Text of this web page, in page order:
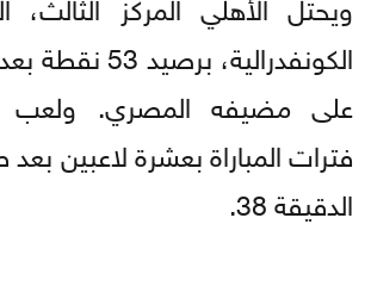
على مضيفه المصري. ولعب
فترات المباراة بعشرة لاعبين
الدقيقة 38.